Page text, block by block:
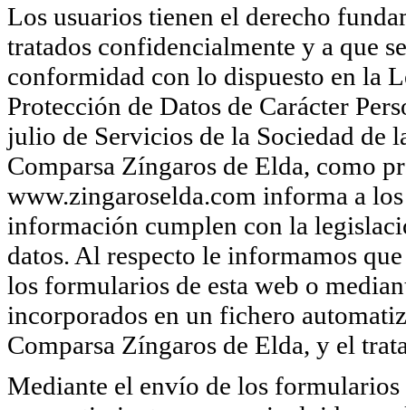
Los usuarios tienen el derecho
tratados confidencialmente y a que
conformidad con lo dispuesto en la
Protección de Datos de Carácter
julio de Servicios de la Sociedad
Comparsa Zíngaros de Elda, como
www.zingaroselda.com informa a
información cumplen con la
datos. Al respecto le informamos
los formularios de esta web o
incorporados en un fichero
Comparsa Zíngaros de Elda, y el
Mediante el envío de los formularios